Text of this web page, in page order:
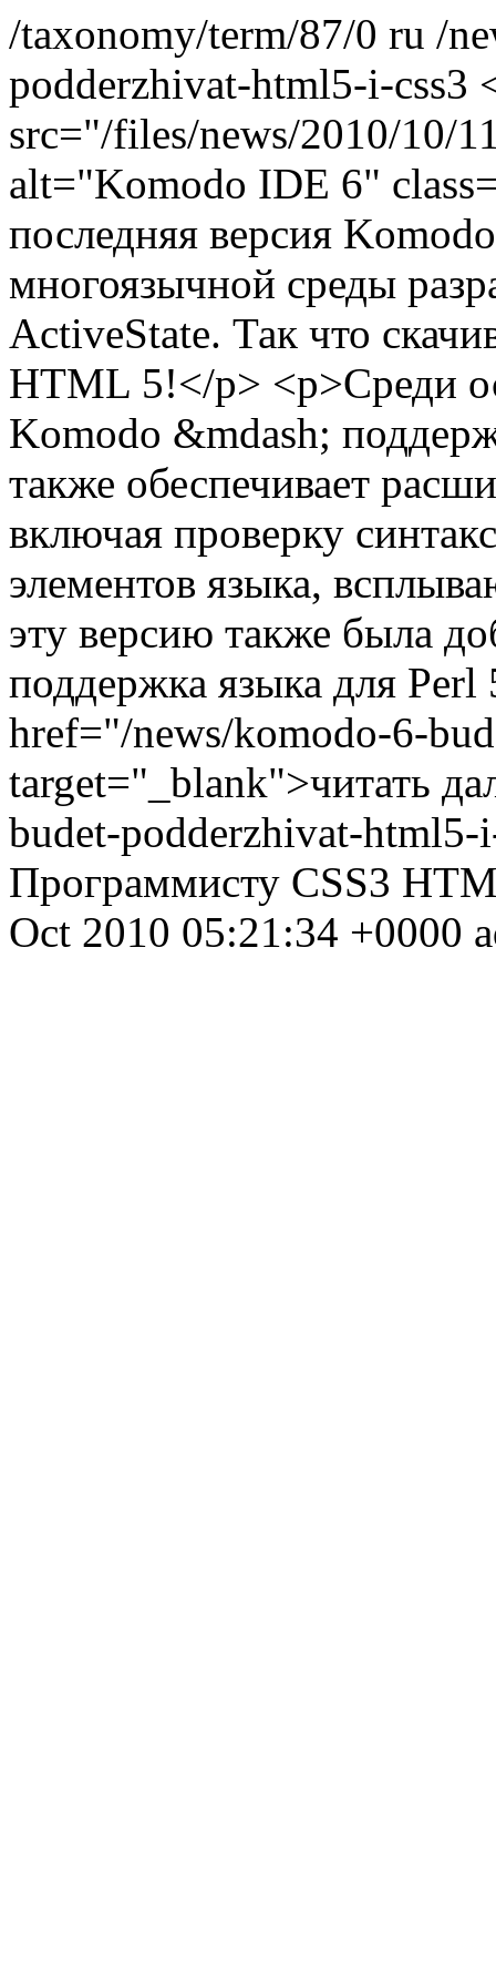
/taxonomy/term/87/0 ru /
podderzhivat-html5-i-css3
src="/files/news/2010/10/
alt="Komodo IDE 6"
последняя версия
многоязычной среды
ActiveState. Так что
HTML 5!</p> <p>Среди
Komodo &mdash;
также обеспечивает
включая проверку
элементов языка,
эту версию также была
поддержка языка для
href="/news/komodo-6-
target="_blank">читать
budet-podderzhivat-html5-
Программисту CSS3
Oct 2010 05:21:34 +0000